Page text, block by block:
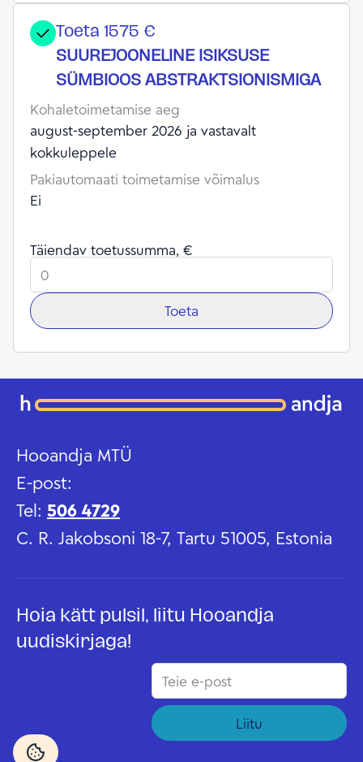
Toeta 1575 €
SUUREJOONELINE ISIKSUSE
SÜMBIOOS ABSTRAKTSIONISMIGA
Kohaletoimetamise aeg
august-september 2026 ja vastavalt
kokkuleppele
Pakiautomaati toimetamise võimalus
Ei
Täiendav toetussumma, €
Toeta
Hooandja MTÜ
E-post:
Tel: 506 4729
C. R. Jakobsoni 18-7, Tartu 51005, Estonia
Hoia kätt pulsil, liitu Hooandja
uudiskirjaga!
Liitu